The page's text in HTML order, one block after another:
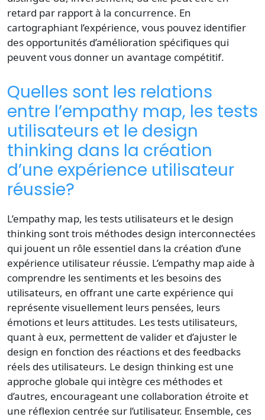
retard par rapport à la concurrence. En
cartographiant l’expérience, vous pouvez identifier
des opportunités d’amélioration spécifiques qui
peuvent vous donner un avantage compétitif.
Quelles sont les relations
entre l’empathy map, les tests
utilisateurs et le design
thinking dans la création
d’une expérience utilisateur
réussie?
L’empathy map, les tests utilisateurs et le design
thinking sont trois méthodes design interconnectées
qui jouent un rôle essentiel dans la création d’une
expérience utilisateur réussie. L’empathy map aide à
comprendre les sentiments et les besoins des
utilisateurs, en offrant une carte expérience qui
représente visuellement leurs pensées, leurs
émotions et leurs attitudes. Les tests utilisateurs,
quant à eux, permettent de valider et d’ajuster le
design en fonction des réactions et des feedbacks
réels des utilisateurs. Le design thinking est une
approche globale qui intègre ces méthodes et
d’autres, encourageant une collaboration étroite et
une réflexion centrée sur l’utilisateur. Ensemble, ces